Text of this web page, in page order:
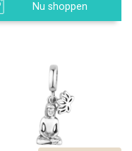
Nu shoppen